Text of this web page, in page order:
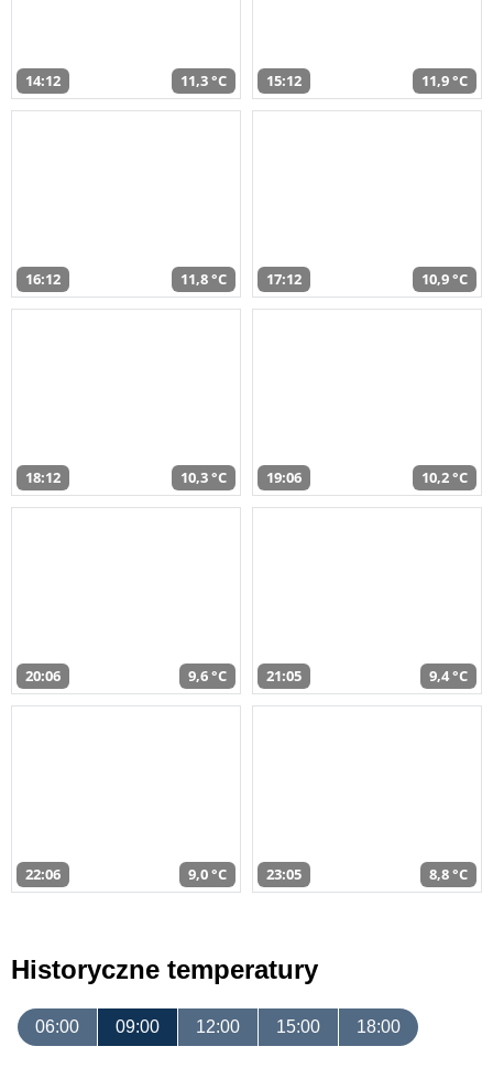
14:12 11,3 °C 15:12 11,9 °C
16:12 11,8 °C 17:12 10,9 °C
18:12 10,3 °C 19:06 10,2 °C
20:06 9,6 °C 21:05 9,4 °C
22:06 9,0 °C 23:05 8,8 °C
Historyczne temperatury
06:00 09:00 12:00 15:00 18:00